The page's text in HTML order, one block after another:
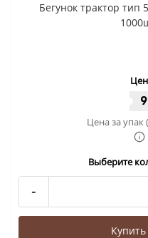
Бегунок трактор тип
Цена за упак
Выберите
-
Купить